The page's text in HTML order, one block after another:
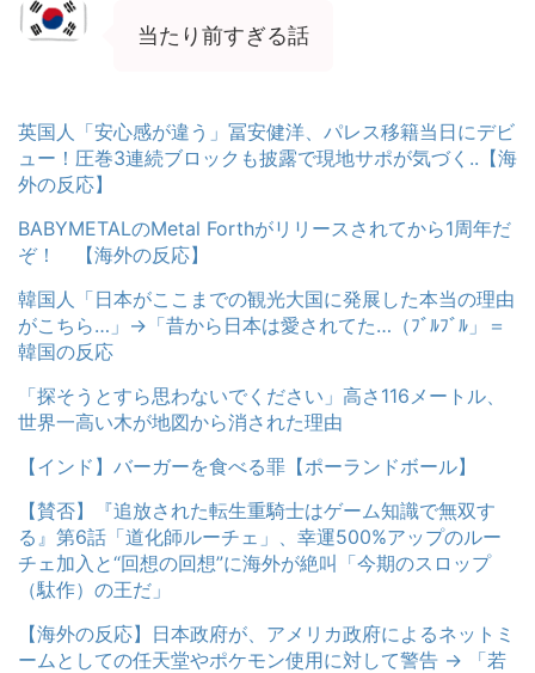
当たり前すぎる話
英国人「安心感が違う」冨安健洋、パレス移籍当日にデビ
ュー！圧巻3連続ブロックも披露で現地サポが気づく..【海
外の反応】
BABYMETALのMetal Forthがリリースされてから1周年だ
ぞ！ 【海外の反応】
韓国人「日本がここまでの観光大国に発展した本当の理由
がこちら…」→「昔から日本は愛されてた…（ﾌﾞﾙﾌﾞﾙ」＝
韓国の反応
「探そうとすら思わないでください」高さ116メートル、
世界一高い木が地図から消された理由
【インド】バーガーを食べる罪【ポーランドボール】
【賛否】『追放された転生重騎士はゲーム知識で無双す
る』第6話「道化師ルーチェ」、幸運500%アップのルー
チェ加入と“回想の回想”に海外が絶叫「今期のスロップ
（駄作）の王だ」
【海外の反応】日本政府が、アメリカ政府によるネットミ
ームとしての任天堂やポケモン使用に対して警告 → 「若